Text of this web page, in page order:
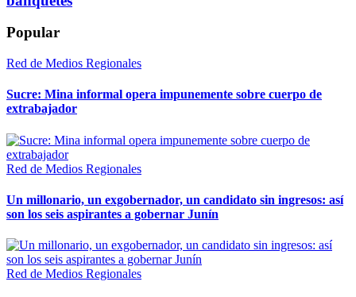
Popular
Red de Medios Regionales
Sucre: Mina informal opera impunemente sobre cuerpo de
extrabajador
Red de Medios Regionales
Un millonario, un exgobernador, un candidato sin ingresos: así
son los seis aspirantes a gobernar Junín
Red de Medios Regionales